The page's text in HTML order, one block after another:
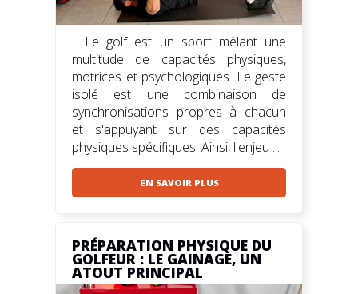
Le golf est un sport mêlant une
multitude de capacités physiques,
motrices et psychologiques. Le geste
isolé est une combinaison de
synchronisations propres à chacun
et s'appuyant sur des capacités
physiques spécifiques. Ainsi, l'enjeu ...
EN SAVOIR PLUS
PRÉPARATION PHYSIQUE DU
GOLFEUR : LE GAINAGE, UN
ATOUT PRINCIPAL